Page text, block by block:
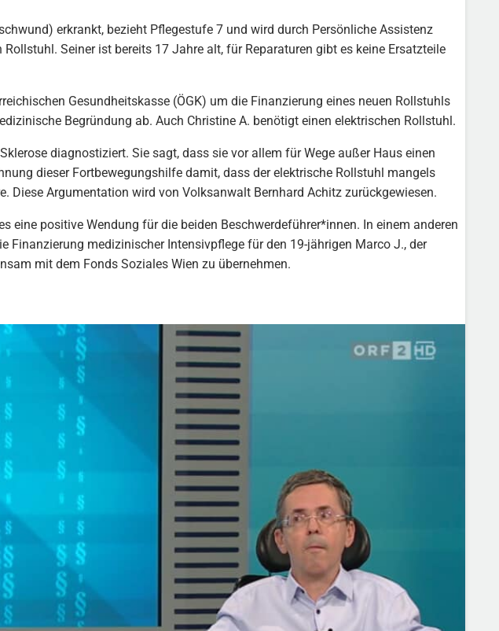
erkrankt, bezieht Pflegestufe 7 und wird durch Persönliche Assistenz
Seiner ist bereits 17 Jahre alt, für Reparaturen gibt es keine Ersatzteile
Gesundheitskasse (ÖGK) um die Finanzierung eines neuen Rollstuhls
Begründung ab. Auch Christine A. benötigt einen elektrischen Rollstuhl.
diagnostiziert. Sie sagt, dass sie vor allem für Wege außer Haus einen
dieser Fortbewegungshilfe damit, dass der elektrische Rollstuhl mangels
Diese Argumentation wird von Volksanwalt Bernhard Achitz zurückgewiesen.
eine positive Wendung für die beiden Beschwerdeführer*innen. In einem anderen
medizinischer Intensivpflege für den 19-jährigen Marco J., der
mit dem Fonds Soziales Wien zu übernehmen.